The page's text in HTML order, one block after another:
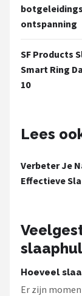
ontspanning
SF Products
Smart Ring
10
Lees
Verbeter Je
Effectieve
Hoeveel
Er zijn